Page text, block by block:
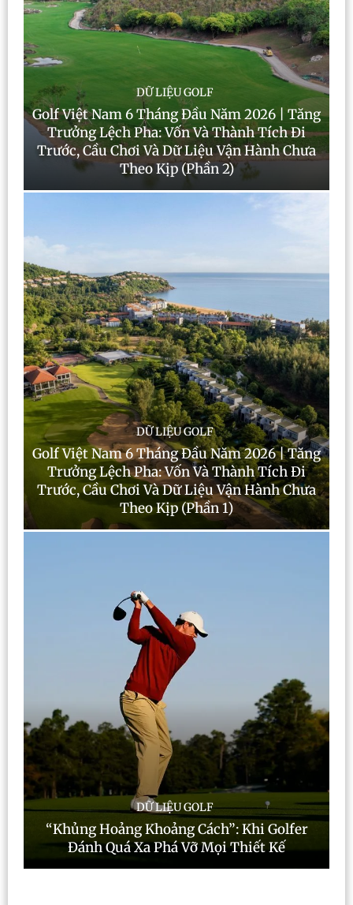
DỮ LIỆU GOLF
Golf Việt Nam 6 Tháng Đầu Năm 2026 | Tăng
Trưởng Lệch Pha: Vốn Và Thành Tích Đi
Trước, Cầu Chơi Và Dữ Liệu Vận Hành Chưa
Theo Kịp (Phần 2)
DỮ LIỆU GOLF
Golf Việt Nam 6 Tháng Đầu Năm 2026 | Tăng
Trưởng Lệch Pha: Vốn Và Thành Tích Đi
Trước, Cầu Chơi Và Dữ Liệu Vận Hành Chưa
Theo Kịp (Phần 1)
DỮ LIỆU GOLF
“Khủng Hoảng Khoảng Cách”: Khi Golfer
Đánh Quá Xa Phá Vỡ Mọi Thiết Kế